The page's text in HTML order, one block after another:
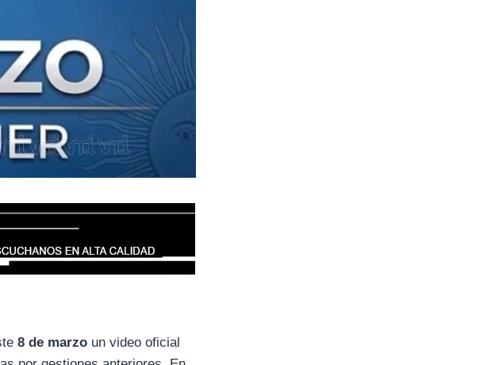
8 de marzo un video oficial